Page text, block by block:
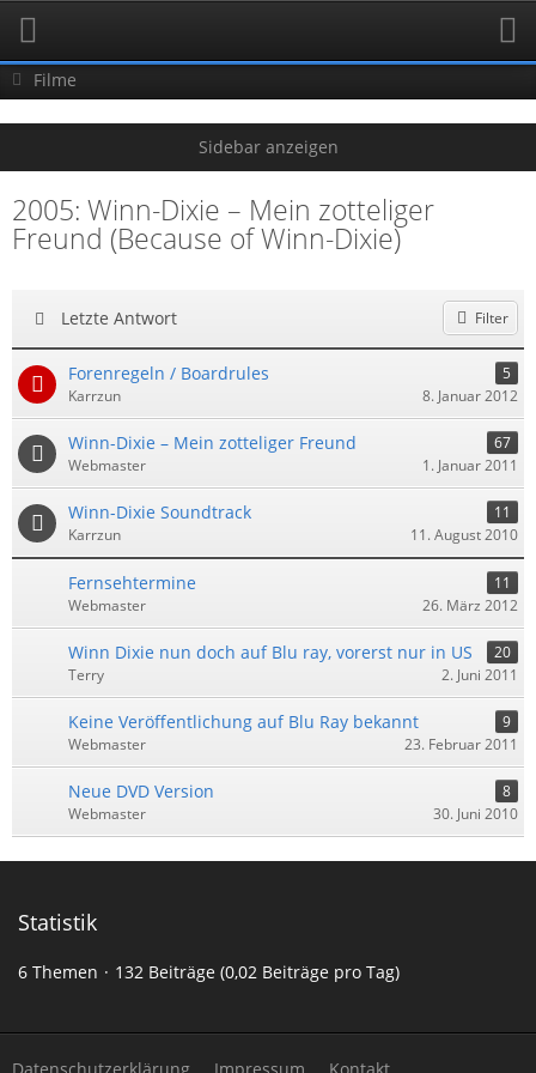
Filme
2005: Winn-Dixie – Mein zotteliger
Freund (Because of Winn-Dixie)
Letzte Antwort Filter
Forenregeln / Boardrules
5
Karrzun
8. Januar 2012
Winn-Dixie – Mein zotteliger Freund
67
Webmaster
1. Januar 2011
Winn-Dixie Soundtrack
11
Karrzun
11. August 2010
Fernsehtermine
11
Webmaster
26. März 2012
Winn Dixie nun doch auf Blu ray, vorerst nur in US
20
Terry
2. Juni 2011
Keine Veröffentlichung auf Blu Ray bekannt
9
Webmaster
23. Februar 2011
Neue DVD Version
8
Webmaster
30. Juni 2010
Statistik
6 Themen 132 Beiträge (0,02 Beiträge pro Tag)